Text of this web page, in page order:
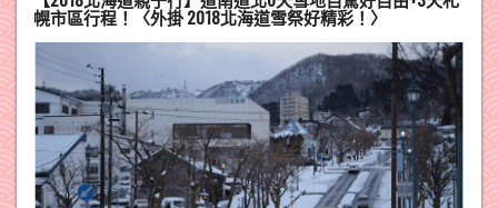
幌市區行程！〈外掛 2018北海道雪祭好精彩！〉